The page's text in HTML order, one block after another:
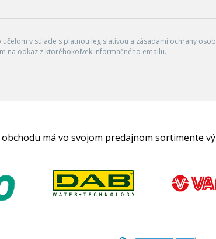
v súlade s platnou legislatívou a zásadami ochrany
na odkaz z ktoréhokoľvek informačného emailu.
obchodu má vo svojom predajnom sortimente